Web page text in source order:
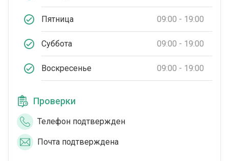
Пятница 09:00 - 19:00
Суббота 09:00 - 19:00
Воскресенье 09:00 - 19:00
Проверки
Телефон подтвержден
Почта подтверждена